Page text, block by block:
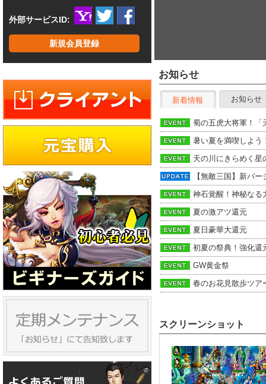
外部サービスID:
新規会員登録
お知らせ
新着情報 お知らせ
蜀の五虎大将軍！「
暑い夏を満喫しよう
天の川にきらめく星
【無敵三国】新バ
神石覚醒！神秘なる
夏の激アツ還元
夏日豪華大還元
初夏の祭典！強化還
GW黄金祭
春のお花見散歩ツア
スクリーンショット